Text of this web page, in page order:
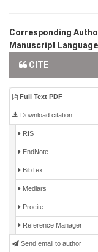
Corresponding
Manuscript
CITE
Full Text PDF
Download citation
RIS
EndNote
BibTex
Medlars
Procite
Reference Manager
Send email to author